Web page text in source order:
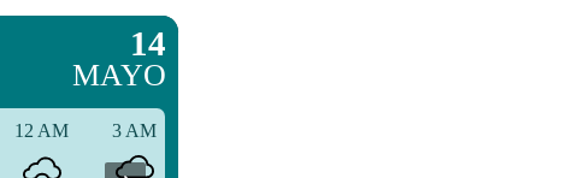
14
MAYO
12 AM 3 AM